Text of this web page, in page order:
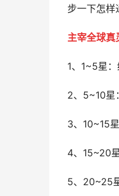
步一下怎样
主宰全球真
1、1~5星
2、5~10星
3、10~15
4、15~20
5、20~25